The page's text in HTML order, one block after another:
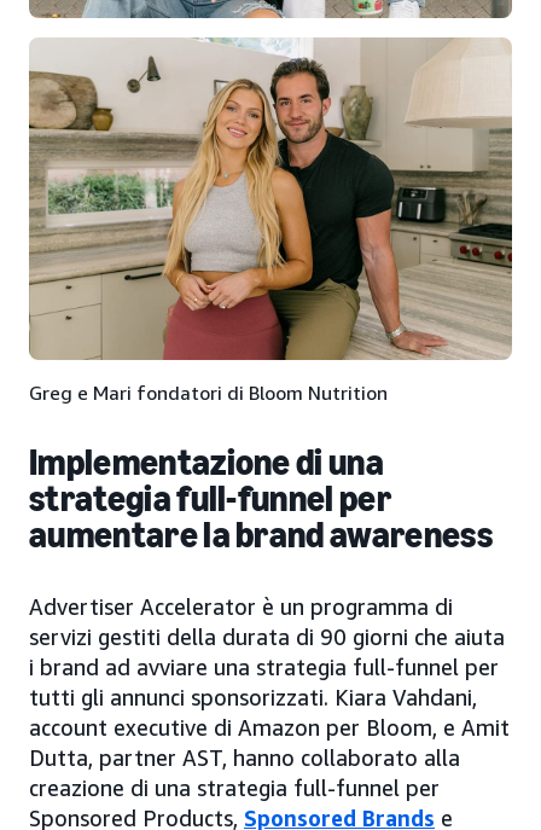
Greg e Mari fondatori di Bloom Nutrition
Implementazione di una
strategia full-funnel per
aumentare la brand awareness
Advertiser Accelerator è un programma di
servizi gestiti della durata di 90 giorni che aiuta
i brand ad avviare una strategia full-funnel per
tutti gli annunci sponsorizzati. Kiara Vahdani,
account executive di Amazon per Bloom, e Amit
Dutta, partner AST, hanno collaborato alla
creazione di una strategia full-funnel per
Sponsored Products, Sponsored Brands e